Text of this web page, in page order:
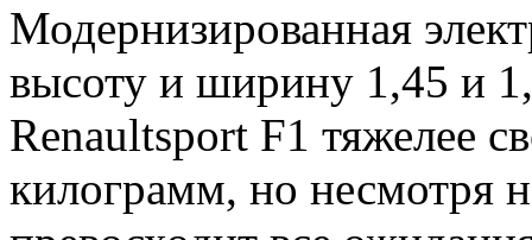
Модернизированная
высоту и ширину 1,45 и
Renaultsport F1 тяжелее
килограмм, но несмотря